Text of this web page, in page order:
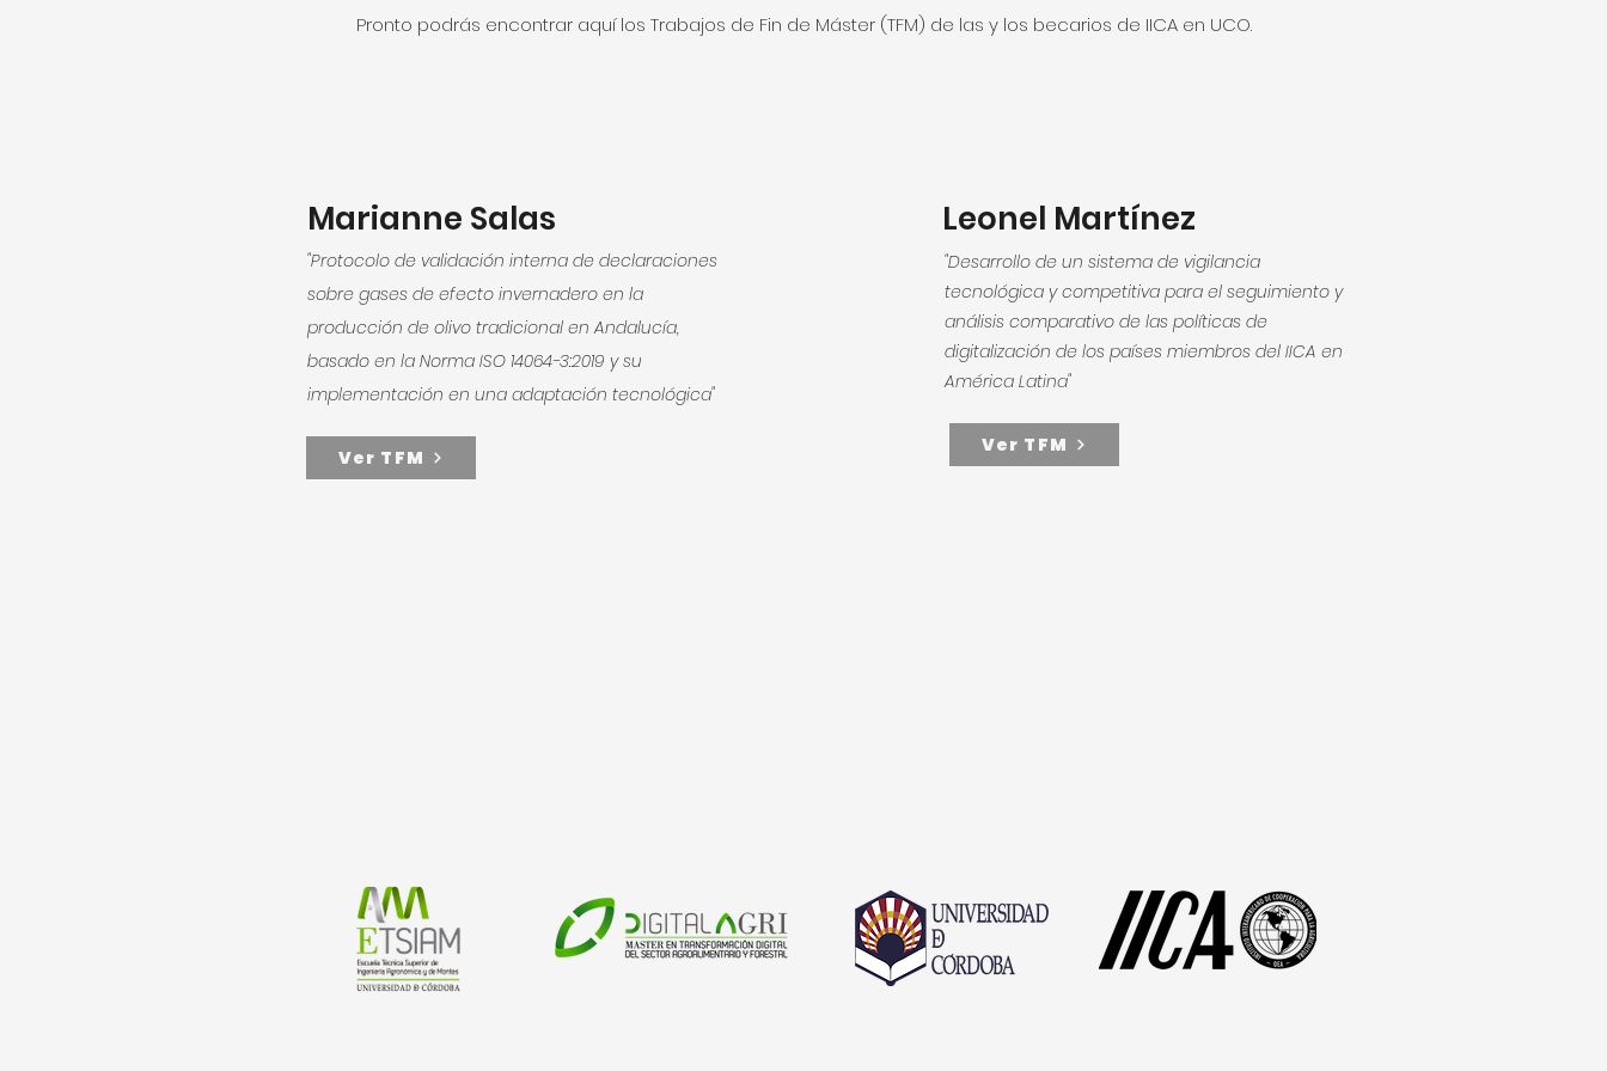
Pronto podrás encontrar aquí los Trabajos de Fin de Máster (TFM) de las y los becarios de IICA en UCO.
Marianne Salas
"Protocolo de validación interna de declaraciones
sobre gases de efecto invernadero en la
producción de olivo tradicional en Andalucía,
basado en la Norma ISO 14064-3:2019 y su
implementación en una adaptación tecnológica"
Ver TFM
Leonel Martínez
"Desarrollo de un sistema de vigilancia
tecnológica y competitiva para el seguimiento y
análisis comparativo de las políticas de
digitalización de los países miembros del IICA en
América Latina"
Ver TFM